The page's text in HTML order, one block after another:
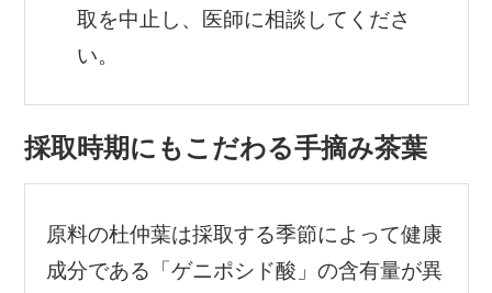
取を中止し、医師に相談してくださ
い。
採取時期にもこだわる手摘み茶葉
原料の杜仲葉は採取する季節によって健康
成分である「ゲニポシド酸」の含有量が異